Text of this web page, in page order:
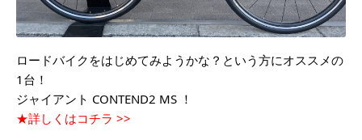
ロードバイクをはじめてみようかな？という方にオススメの
1台！
ジャイアント CONTEND2 MS ！
★詳しくはコチラ >>